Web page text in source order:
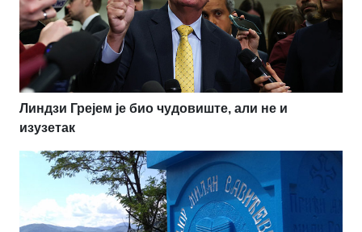
Линдзи Грејем је био чудовиште, али не и
изузетак